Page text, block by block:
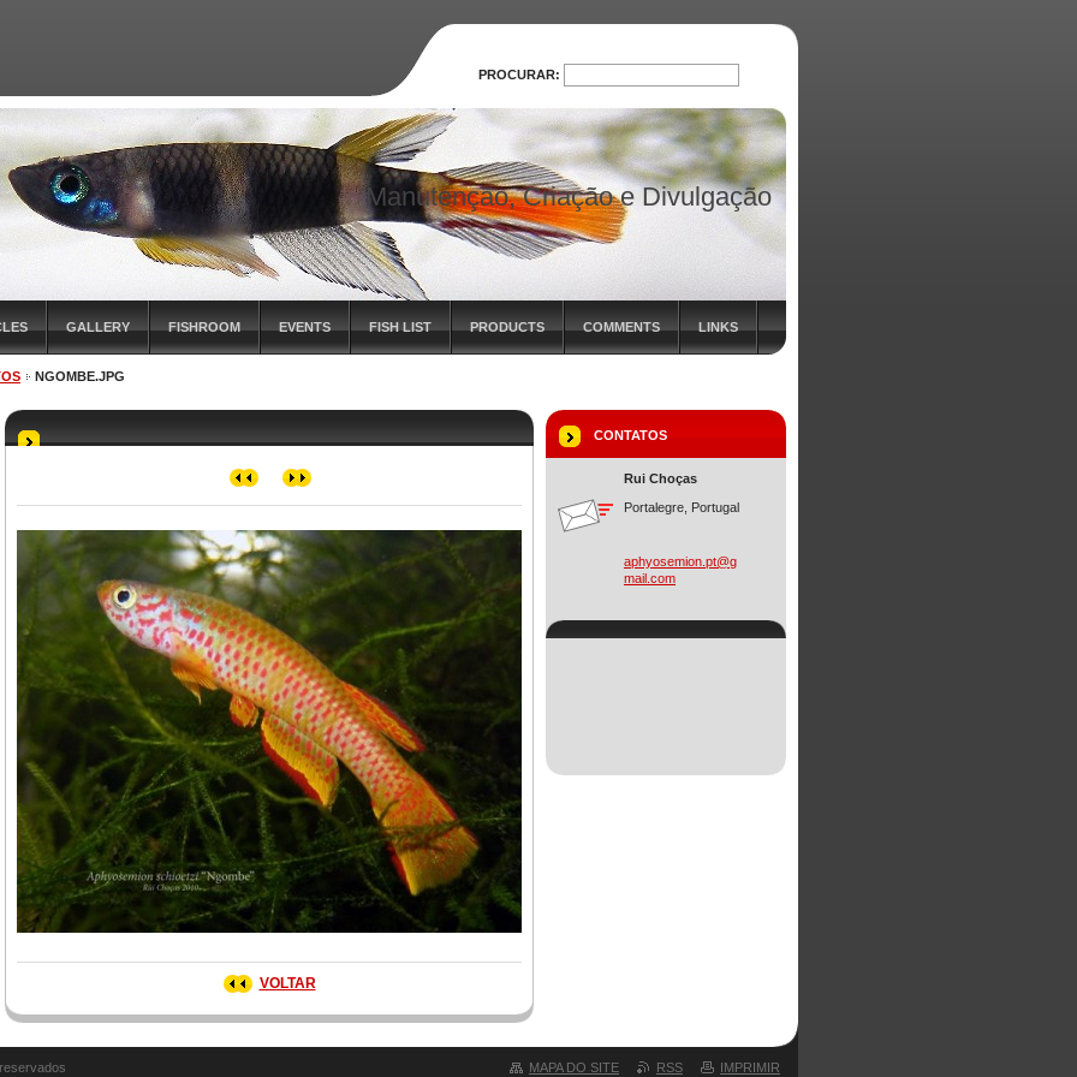
Manutenção, Criação e Divulgação
GALLERY FISHROOM EVENTS FISH LIST PRODUCTS COMMENTS LINKS
NGOMBE.JPG
VOLTAR
CONTATOS
Rui Choças
Portalegre, Portugal
aphyosemion.pt@g
mail.com
PROCURAR:
PROCURAR
MAPA DO SITE RSS IMPRIMIR